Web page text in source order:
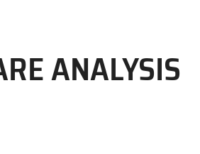
ANALYSIS